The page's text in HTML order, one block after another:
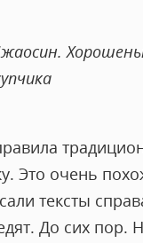
Это очень
тексты
До сих пор.